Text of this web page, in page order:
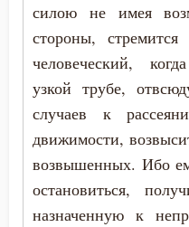
Гордость
Господь
Грех
Иероним
Иларион Оптинский
Илия Екдик
Иоанн (Максимович)
Иоанн Златоуст
силою не имея
стороны,
человеческий,
узкой трубе,
случаев к
движимости,
возвышенных. Ибо
остановиться,
назначенную к